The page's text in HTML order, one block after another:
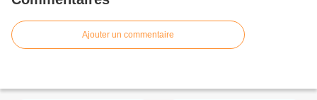
Ajouter un commentaire